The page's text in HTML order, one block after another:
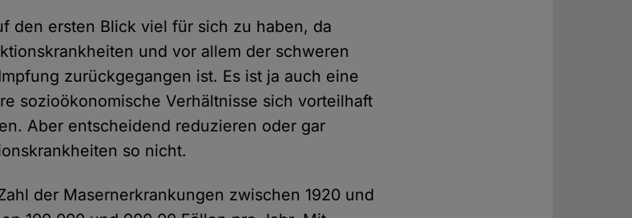
den ersten Blick viel für sich zu haben, da
und vor allem der schweren
zurückgegangen ist. Es ist ja auch eine
sozioökonomische Verhältnisse sich vorteilhaft
Aber entscheidend reduzieren oder gar
so nicht.
der Masernerkrankungen zwischen 1920 und